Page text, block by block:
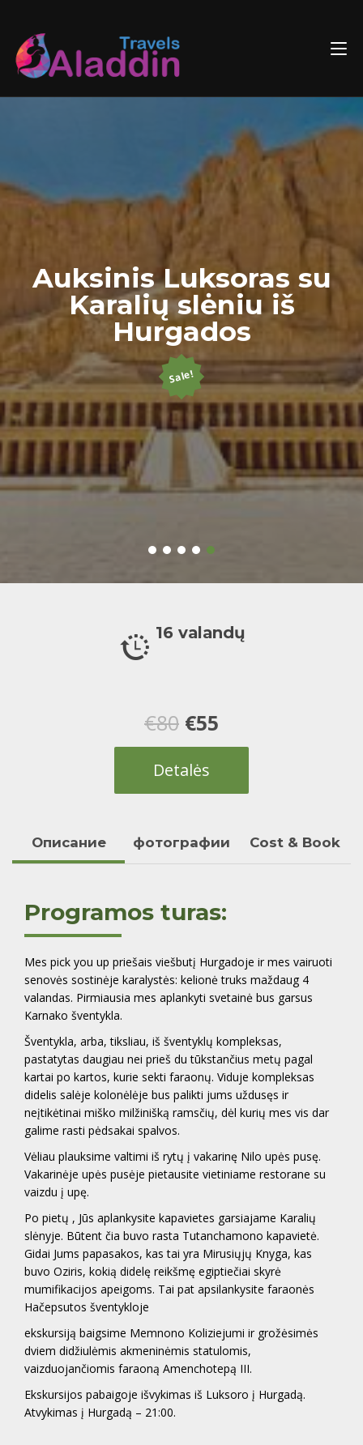
content
Auksinis Luksoras su
Karalių slėniu iš
Hurgados
Sale!
16 valandų
€80 Original
price
was:
€55
price
is:
Detalės
Oписание фотографии Cost & Book
Programos turas:
Mes pick you up priešais viešbutį Hurgadoje ir mes vairuoti
senovės sostinėje karalystės: kelionė truks maždaug 4
valandas. Pirmiausia mes aplankyti svetainė bus garsus
Karnako šventykla.
Šventykla, arba, tiksliau, iš šventyklų kompleksas,
pastatytas daugiau nei prieš du tūkstančius metų pagal
kartai po kartos, kurie sekti faraonų. Viduje kompleksas
didelis salėje kolonėlėje bus palikti jums uždusęs ir
neįtikėtinai miško milžinišką ramsčių, dėl kurių mes vis dar
galime rasti pėdsakai spalvos.
Vėliau plauksime valtimi iš rytų į vakarinę Nilo upės pusę.
Vakarinėje upės pusėje pietausite vietiniame restorane su
vaizdu į upę.
Po pietų , Jūs aplankysite kapavietes garsiajame Karalių
slėnyje. Būtent čia buvo rasta Tutanchamono kapavietė.
Gidai Jums papasakos, kas tai yra Mirusiųjų Knyga, kas
buvo Oziris, kokią didelę reikšmę egiptiečiai skyrė
mumifikacijos apeigoms. Tai pat apsilankysite faraonės
Hačepsutos šventykloje
ekskursiją baigsime Memnono Koliziejumi ir grožėsimės
dviem didžiulėmis akmeninėmis statulomis,
vaizduojančiomis faraoną Amenchotepą III.
Ekskursijos pabaigoje išvykimas iš Luksoro į Hurgadą.
Atvykimas į Hurgadą – 21:00.